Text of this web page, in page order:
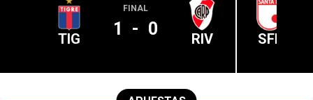
TIG
FINAL
1 - 0 RIV SFE